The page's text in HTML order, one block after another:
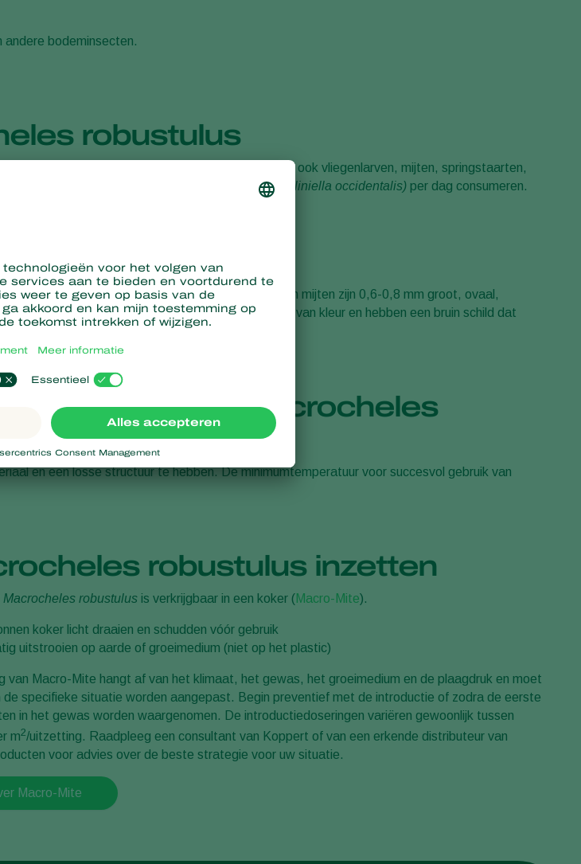
Sweden
andere bodeminsecten.
robustulus
is een polyfage roofmijt. Naast tripspoppen eet hij ook vliegenlarven, mijten, springstaarten,
vier tot vijf poppen van
(Frankliniella occidentalis) per dag consumeren.
robustulus
protonimf en deutonimf, en adult. De volwassen mijten zijn 0,6-0,8 mm groot, ovaal,
wit. De protonimfen en deutonimfen zijn bleekwit van kleur en hebben een bruin schild dat
0,3 x 0,2 mm groot en parelwit
gebruik van Macrocheles
en een losse structuur te hebben. De minimumtemperatuur voor succesvol gebruik van
robustulus inzetten
Macrocheles robustulus is verkrijgbaar in een koker (Macro-Mite).
koker licht draaien en schudden vóór gebruik
uitstrooien op aarde of groeimedium (niet op het plastic)
van Macro-Mite hangt af van het klimaat, het gewas, het groeimedium en de plaagdruk en moet
de specifieke situatie worden aangepast. Begin preventief met de introductie of zodra de eerste
in het gewas worden waargenomen. De introductiedoseringen variëren gewoonlijk tussen
m2/uitzetting. Raadpleeg een consultant van Koppert of van een erkende distributeur van
voor advies over de beste strategie voor uw situatie.
Macro-Mite